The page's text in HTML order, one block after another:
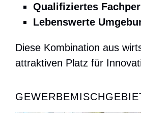
Qualifiziertes
Lebenswerte
Diese Kombination aus
attraktiven Platz für